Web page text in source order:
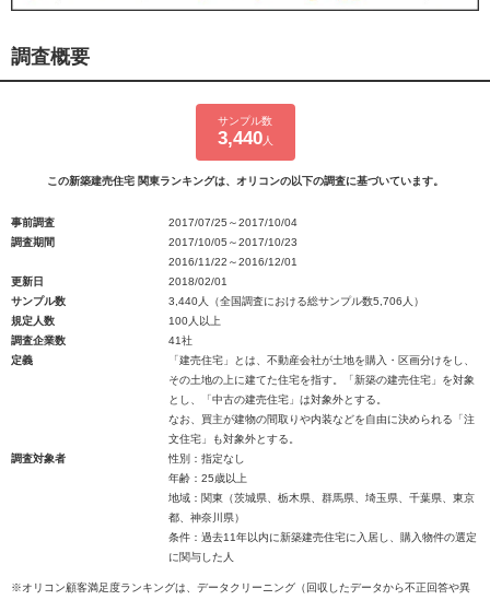
調査概要
サンプル数
3,440人
この新築建売住宅 関東ランキングは、オリコンの以下の調査に基づいています。
事前調査
2017/07/25～2017/10/04
調査期間
2017/10/05～2017/10/23
2016/11/22～2016/12/01
更新日
2018/02/01
サンプル数
3,440人（全国調査における総サンプル数5,706人）
規定人数
100人以上
調査企業数
41社
定義
「建売住宅」とは、不動産会社が土地を購入・区画分けをし、
その土地の上に建てた住宅を指す。「新築の建売住宅」を対象
とし、「中古の建売住宅」は対象外とする。
なお、買主が建物の間取りや内装などを自由に決められる「注
文住宅」も対象外とする。
調査対象者
性別：指定なし
年齢：25歳以上
地域：関東（茨城県、栃木県、群馬県、埼玉県、千葉県、東京
都、神奈川県）
条件：過去11年以内に新築建売住宅に入居し、購入物件の選定
に関与した人
※オリコン顧客満足度ランキングは、データクリーニング（回収したデータから不正回答や異